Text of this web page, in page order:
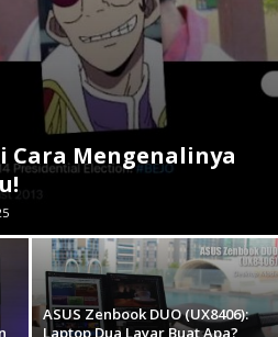
Cara Mengenalinya
ASUS Zenbook DUO (UX8406):
Laptop Dua Layar Buat Apa?